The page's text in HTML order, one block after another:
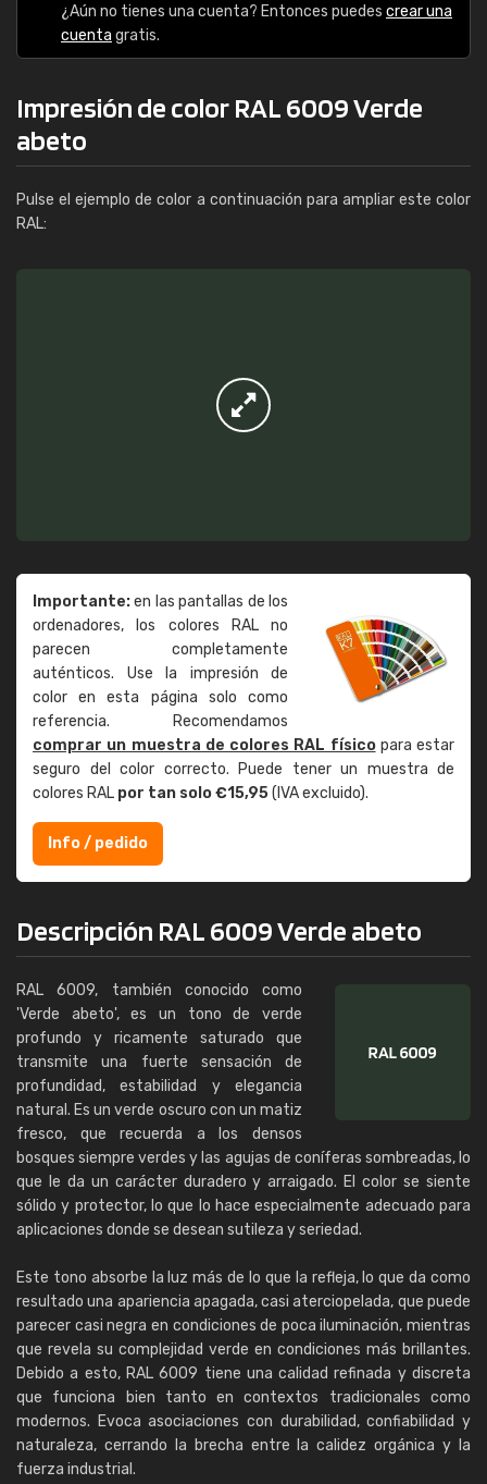
¿Aún no tienes una cuenta? Entonces puedes crear una
cuenta gratis.
Impresión de color RAL 6009 Verde
abeto
Pulse el ejemplo de color a continuación para ampliar este color
RAL:
Importante:en las pantallas de los
ordenadores, los colores RAL no
parecen completamente
auténticos. Use la impresión de
color en esta página solo como
referencia. Recomendamos
comprar un muestra de colores RAL físicopara estar
seguro del color correcto. Puede tener un muestra de
colores RAL por tan solo €15,95(IVA excluido).
Info / pedido
Descripción RAL 6009 Verde abeto
RAL 6009, también conocido como
'Verde abeto', es un tono de verde
profundo y ricamente saturado que
transmite una fuerte sensación de
profundidad, estabilidad y elegancia
natural. Es un verde oscuro con un matiz
fresco, que recuerda a los densos
bosques siempre verdes y las agujas de coníferas sombreadas, lo
que le da un carácter duradero y arraigado. El color se siente
sólido y protector, lo que lo hace especialmente adecuado para
aplicaciones donde se desean sutileza y seriedad.
Este tono absorbe la luz más de lo que la refleja, lo que da como
resultado una apariencia apagada, casi aterciopelada, que puede
parecer casi negra en condiciones de poca iluminación, mientras
que revela su complejidad verde en condiciones más brillantes.
Debido a esto, RAL 6009 tiene una calidad refinada y discreta
que funciona bien tanto en contextos tradicionales como
modernos. Evoca asociaciones con durabilidad, confiabilidad y
naturaleza, cerrando la brecha entre la calidez orgánica y la
fuerza industrial.